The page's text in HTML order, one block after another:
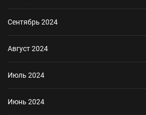
Сентябрь 2024
Август 2024
Июль 2024
Июнь 2024